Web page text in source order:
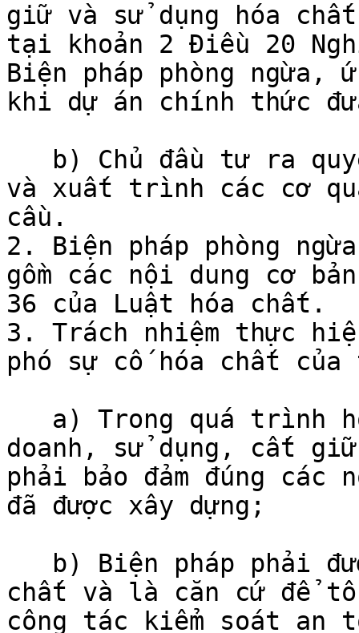
giữ và sử dụng hóa
tại khoản 2 Điều 20
Biện pháp phòng ngừa,
khi dự án chính thức
và xuất trình các cơ
cầu.
2. Biện pháp phòng
gồm các nội dung cơ
36 của Luật hóa chất.
3. Trách nhiệm thực
phó sự cố hóa chất
doanh, sử dụng, cất
phải bảo đảm đúng
đã được xây dựng;
chất và là căn cứ để
công tác kiểm soát an